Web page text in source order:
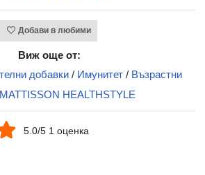
Добави в любими
Виж още от:
добавки / Имунитет / Възрастни
MATTISSON HEALTHSTYLE
5.0/5 1 оценка